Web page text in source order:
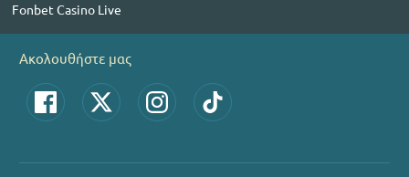
Fonbet Casino Live
Ακολουθήστε μας